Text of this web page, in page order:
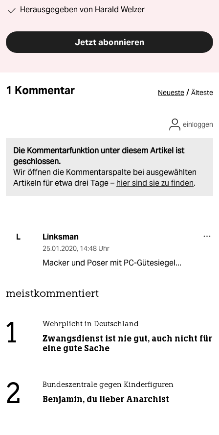
Herausgegeben von Harald Welzer
Jetzt abonnieren
1 Kommentar Neueste / Älteste
Die Kommentarfunktion unter diesem Artikel ist
geschlossen.
Wir öffnen die Kommentarspalte bei ausgewählten
Artikeln für etwa drei Tage – hier sind sie zu finden.
einloggen
L Linksman
25.01.2020, 14:48 Uhr
Macker und Poser mit PC-Gütesiegel...
meistkommentiert
1 Wehrplicht in Deutschland
Zwangsdienst ist nie gut, auch nicht für
eine gute Sache
2 Bundeszentrale gegen Kinderfiguren
Benjamin, du lieber Anarchist